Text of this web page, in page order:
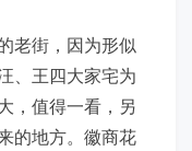
老街，因为形似
、王四大家宅为
，值得一看，另
的地方。徽商花